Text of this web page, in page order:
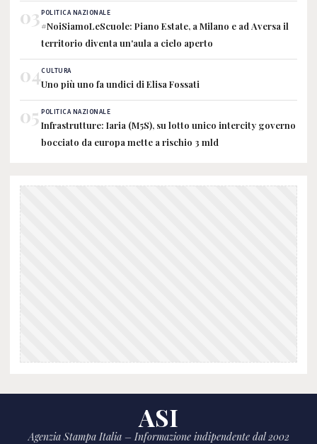
03POLITICA NAZIONALE
#NoiSiamoLeScuole: Piano Estate, a Milano e ad Aversa il
territorio diventa un'aula a cielo aperto
04CULTURA
Uno più uno fa undici di Elisa Fossati
05 POLITICA NAZIONALE
Infrastrutture: Iaria (M5S), su lotto unico intercity governo
bocciato da europa mette a rischio 3 mld
ASI
Agenzia Stampa Italia – Informazione indipendente dal 2002